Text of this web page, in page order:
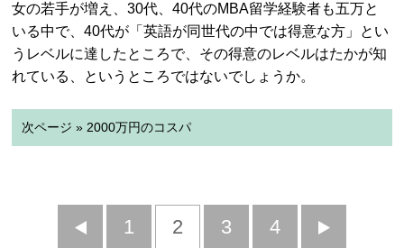
女の若手が増え、30代、40代のMBA留学経験者も五万と
いる中で、40代が「英語が同世代の中では得意な方」とい
うレベルに達したところで、その得意のレベルはたかが知
れている、というところではないでしょうか。
次ページ » 2000万円のコスパ
前
1 2 3 4